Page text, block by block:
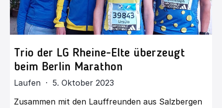
Trio der LG Rheine-Elte überzeugt
beim Berlin Marathon
Laufen · 5. Oktober 2023
Zusammen mit den Lauffreunden aus Salzbergen